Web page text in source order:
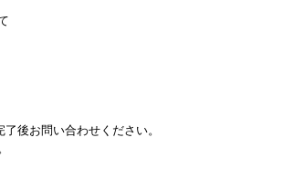
後お問い合わせください。